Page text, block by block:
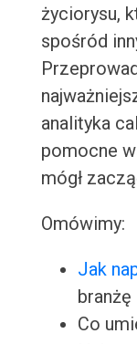
życiorysu,
spośród
analityka
pomocne
mógł
Omówimy:
Jak
Co